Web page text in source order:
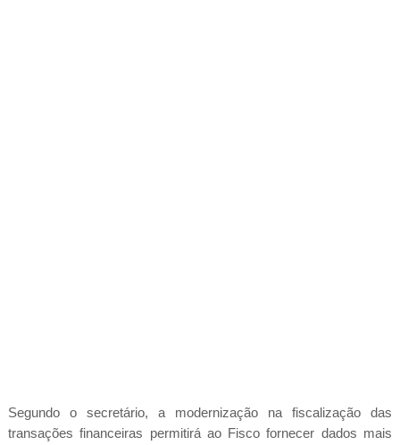
Segundo o secretário, a modernização na fiscalização das
transações financeiras permitirá ao Fisco fornecer dados mais